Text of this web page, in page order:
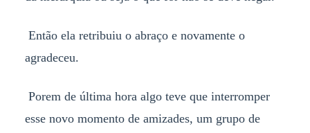
Então ela retribuiu o abraço e novamente o
agradeceu.
Porem de última hora algo teve que interromper
esse novo momento de amizades, um grupo de